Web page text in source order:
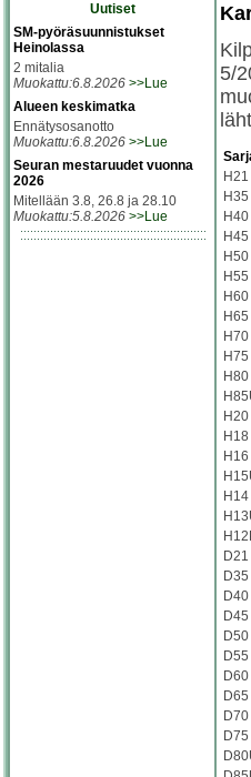
Uutiset
SM-pyöräsuunnistukset
Heinolassa
2 mitalia
Muokattu:6.8.2026 >>Lue
Alueen keskimatka
Ennätysosanotto
Muokattu:6.8.2026 >>Lue
Seuran mestaruudet vuonna
2026
Mitellään 3.8, 26.8 ja 28.10
Muokattu:5.8.2026 >>Lue
5/
H21
H35
H40
H45
H50
H55
H60
H65
H70
H75
H80
H20
H18
H16
H14
D21
D35
D40
D45
D50
D55
D60
D65
D70
D75